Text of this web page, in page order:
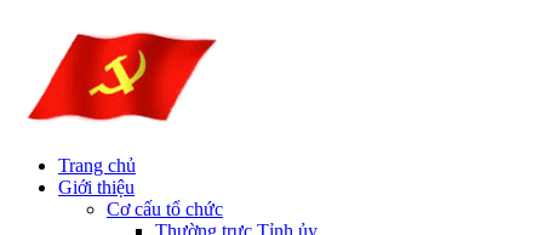
Trang chủ
Giới thiệu
Cơ cấu tổ chức
Thường trực Tỉnh ủy